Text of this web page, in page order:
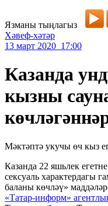
Язманы тыңлагыз
Хәвеф-хәтәр
13 март 2020 17:00
Казанда
кызны
Мәктәптә укучы өч кыз
Казанда 22 яшьлек
сексуаль характердагы
баланы көчләү»
«Татар-информ»